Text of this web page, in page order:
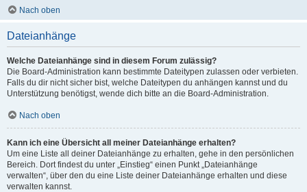
Nach oben
Dateianhänge
Welche Dateianhänge sind in diesem Forum zulässig?
Die Board-Administration kann bestimmte Dateitypen zulassen oder verbieten.
Falls du dir nicht sicher bist, welche Dateitypen du anhängen kannst und du
Unterstützung benötigst, wende dich bitte an die Board-Administration.
Nach oben
Kann ich eine Übersicht all meiner Dateianhänge erhalten?
Um eine Liste all deiner Dateianhänge zu erhalten, gehe in den persönlichen
Bereich. Dort findest du unter „Einstieg“ einen Punkt „Dateianhänge
verwalten“, über den du eine Liste deiner Dateianhänge erhalten und diese
verwalten kannst.